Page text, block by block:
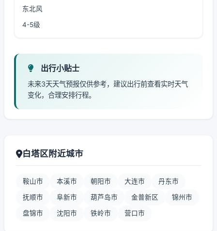
东北风
4-5级
出行小贴士
未来3天天气预报仅供参考，建议出行前查看实时天气
变化，合理安排行程。
白塔区附近城市
鞍山市 本溪市 朝阳市 大连市 丹东市
抚顺市 阜新市 葫芦岛市 金普新区 锦州市
盘锦市 沈阳市 铁岭市 营口市